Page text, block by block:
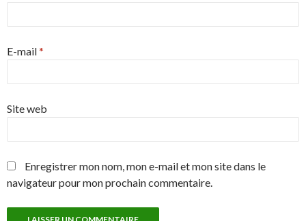
E-mail*
Site web
Enregistrer mon nom, mon e-mail et mon site dans le
navigateur pour mon prochain commentaire.